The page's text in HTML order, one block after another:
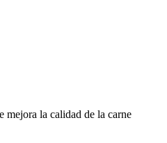
mejora la calidad de la carne